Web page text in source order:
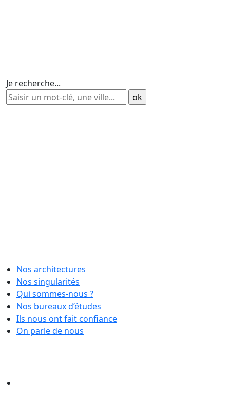
Je recherche...
Nos architectures
Nos singularités
Qui sommes-nous ?
Nos bureaux d’études
Ils nous ont fait confiance
On parle de nous